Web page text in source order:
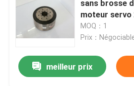
Laisser un
Nous vous
sans brosse
moteur servo
MOQ：1
Prix：
meilleur prix